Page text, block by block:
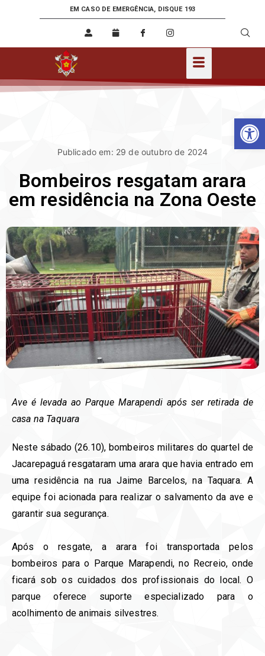
EM CASO DE EMERGÊNCIA, DISQUE 193
Publicado em: 29 de outubro de 2024
Bombeiros resgatam arara
em residência na Zona Oeste
Ave é levada ao Parque Marapendi após ser retirada de
casa na Taquara
Neste sábado (26.10), bombeiros militares do quartel de
Jacarepaguá resgataram uma arara que havia entrado em
uma residência na rua Jaime Barcelos, na Taquara. A
equipe foi acionada para realizar o salvamento da ave e
garantir sua segurança.
Após o resgate, a arara foi transportada pelos
bombeiros para o Parque Marapendi, no Recreio, onde
ficará sob os cuidados dos profissionais do local. O
parque oferece suporte especializado para o
acolhimento de animais silvestres.